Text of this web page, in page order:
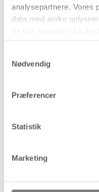
analysepartnere. Vores
data med andre
Nødvendig
Præferencer
Statistik
Marketing
Vandbaseret,
Velegnet på hvide
karton, malebøger m.v